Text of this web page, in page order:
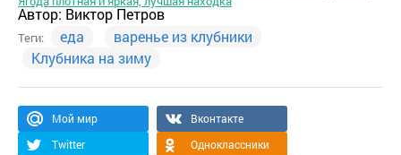
Автор: Виктор Петров
Теги: еда
варенье из клубники
Клубника на зиму
Мой мир
Вконтакте
Twitter
Одноклассники